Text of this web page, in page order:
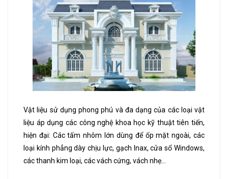
Vật liệu sử dụng phong phú và đa dạng của các loại vật
liệu áp dụng các công nghệ khoa học kỹ thuật tiên tiến,
hiện đại: Các tấm nhôm lớn dùng để ốp mặt ngoài, các
loại kính phẳng dày chịu lực, gạch Inax, cửa sổ Windows,
các thanh kim loại, các vách cứng, vách nhẹ…